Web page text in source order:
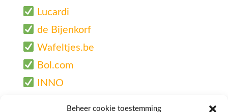
Beheer cookie toestemming
Lucardi
de Bijenkorf
Wafeltjes.be
Bol.com
INNO